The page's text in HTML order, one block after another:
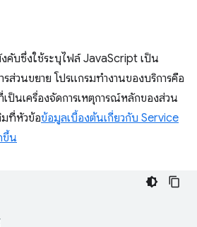
บซึ่งใช้ระบุไฟล์ JavaScript เป็น
ส่วนขยาย โปรแกรมทำงานของบริการคือ
นเครื่องจัดการเหตุการณ์หลักของส่วน
มที่หัวข้อข้อมูลเบื้องต้นเกี่ยวกับ Service
ขึ้น